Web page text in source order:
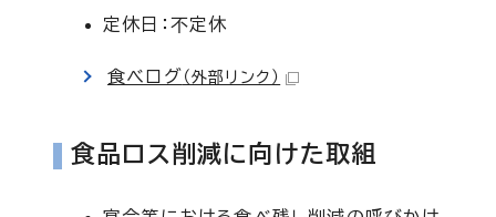
定休日：不定休
食べログ （外部リンク）
食品ロス削減に向けた取組